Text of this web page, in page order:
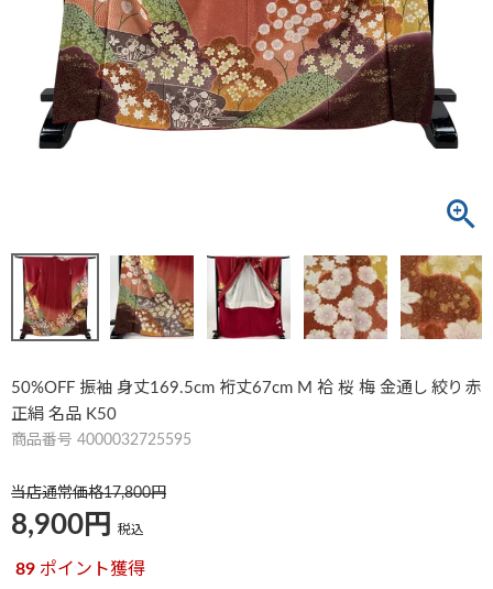
50%OFF 振袖 身丈169.5cm 裄丈67cm M 袷 桜 梅 金通し 絞り 赤
正絹 名品 K50
商品番号 4000032725595
当店通常価格17,800
8,900 税込
89 ポイント獲得